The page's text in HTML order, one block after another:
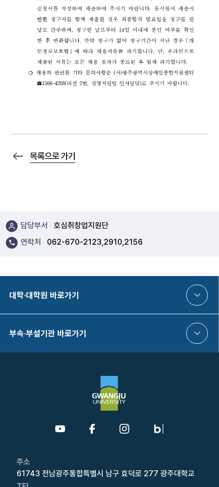
목록으로 가기
담당부서
호심취창업지원단
연락처
062-670-2123,2910,2156
대학·대학원 바로가기
부속·부설기관 바로가기
주소
61743 전남광주통합특별시 남구 효덕로 277 광주대학교